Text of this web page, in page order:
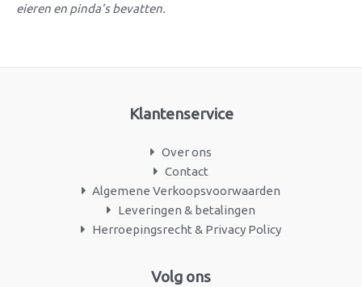
eieren en pinda’s bevatten.
Klantenservice
Over ons
Contact
Algemene Verkoopsvoorwaarden
Leveringen & betalingen
Herroepingsrecht & Privacy Policy
Volg ons
Facebook